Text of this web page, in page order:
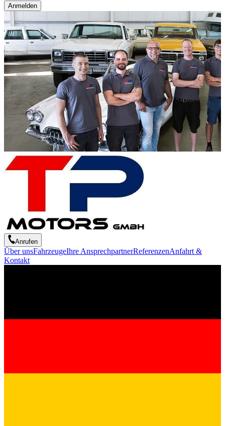
Anmelden
Anrufen
Über unsFahrzeugeIhre AnsprechpartnerReferenzenAnfahrt &
Kontakt